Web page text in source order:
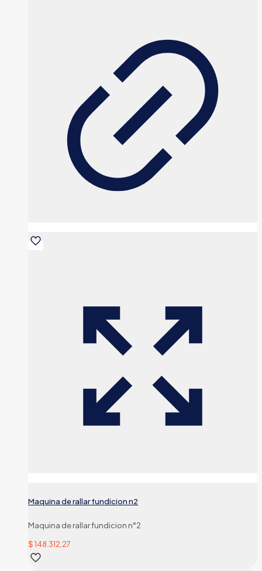
Maquina de rallar fundicion n2
Maquina de rallar fundicion n°2
$148.312,27